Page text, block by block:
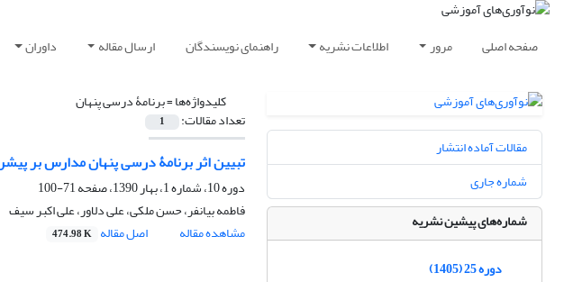
صفحه اصلی مرور اطلاعات نشریه راهنمای نویسندگان ارسال مقاله داوران
کلیدواژه‌ها =برنامۀ درسی پنهان
تعداد مقالات: 1
تبیین اثر برنامۀ درسی پنهان مدارس بر
دوره 10، شماره 1، بهار 1390، صفحه
71-100
فاطمه بیانفر، حسن ملکی، علی دلاور، علی اکبر سیف
مشاهده مقاله
اصل مقاله 474.98 K
مقالات آماده انتشار
شماره جاری
شماره‌های پیشین نشریه
دوره 25 (1405)